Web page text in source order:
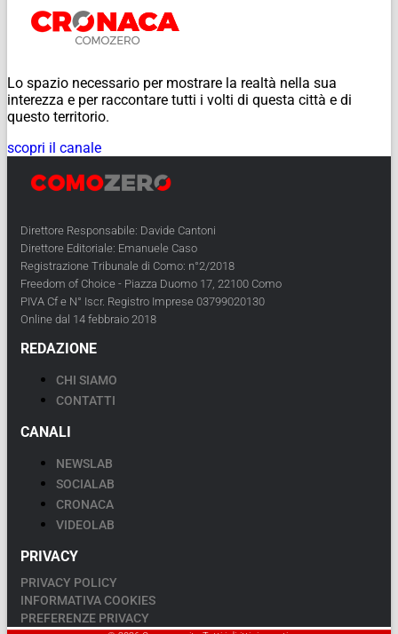
Lo spazio necessario per mostrare la realtà nella sua
interezza e per raccontare tutti i volti di questa città e di
questo territorio.
scopri il canale
Direttore Responsabile: Davide Cantoni
Direttore Editoriale: Emanuele Caso
Registrazione Tribunale di Como: n°2/2018
Freedom of Choice - Piazza Duomo 17, 22100 Como
PIVA Cf e N° Iscr. Registro Imprese 03799020130
Online dal 14 febbraio 2018
REDAZIONE
CHI SIAMO
CONTATTI
CANALI
NEWSLAB
SOCIALAB
CRONACA
VIDEOLAB
PRIVACY
PRIVACY POLICY
INFORMATIVA COOKIES
PREFERENZE PRIVACY